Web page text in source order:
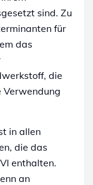
sind. Zu
für
das
die
Verwendung
in allen
die das
enthalten.
an